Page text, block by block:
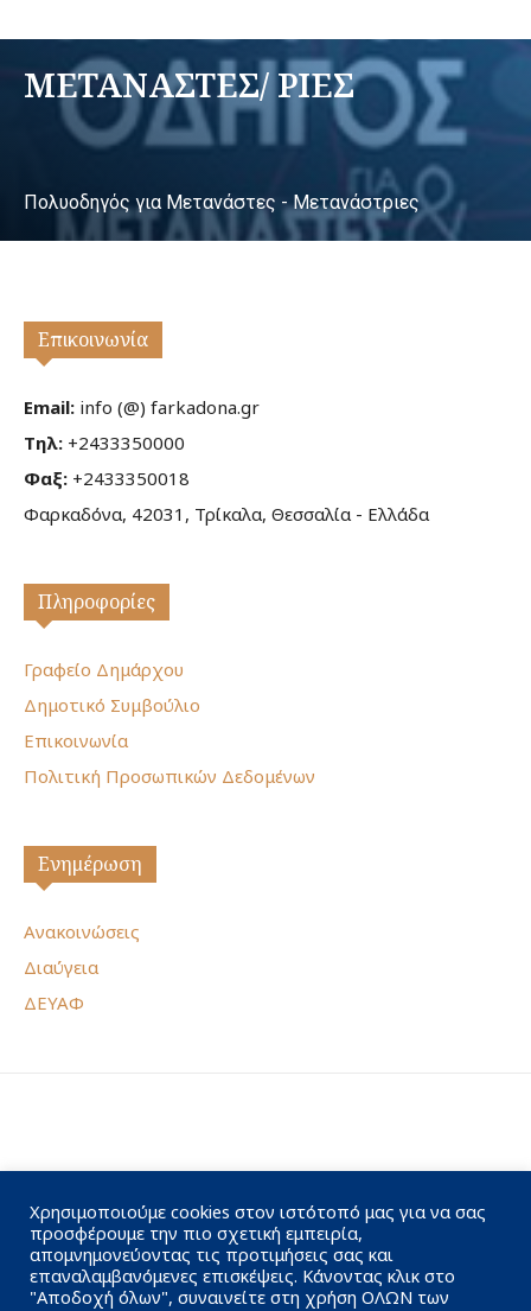
ΜΕΤΑΝΑΣΤΕΣ/ ΡΙΕΣ
Πολυοδηγός για Μετανάστες - Μετανάστριες
Επικοινωνία
Email: info (@) farkadona.gr
Τηλ: +2433350000
Φαξ: +2433350018
Φαρκαδόνα, 42031, Τρίκαλα, Θεσσαλία - Ελλάδα
Πληροφορίες
Γραφείο Δημάρχου
Δημοτικό Συμβούλιο
Επικοινωνία
Πολιτική Προσωπικών Δεδομένων
Ενημέρωση
Ανακοινώσεις
Διαύγεια
ΔΕΥΑΦ
Χρησιμοποιούμε cookies στον ιστότοπό μας για να σας
προσφέρουμε την πιο σχετική εμπειρία,
απομνημονεύοντας τις προτιμήσεις σας και
επαναλαμβανόμενες επισκέψεις. Κάνοντας κλικ στο
"Αποδοχή όλων", συναινείτε στη χρήση ΟΛΩΝ των